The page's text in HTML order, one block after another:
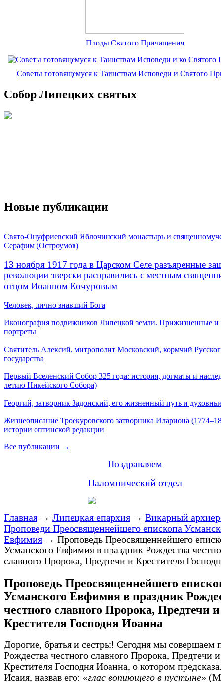
Плоды Святого Причащения
Советы готовящемуся к Таинствам Исповеди и Святого
Собор Липецких святых
Новые публикации
Свято-Онуфриевский Яблочинский монастырь и
Серафим (Остроумов)
13 ноября 1917 года в Царском Селе разъяренные
революции зверски расправились с местным
отцом Иоанном Кочуровым
Человек, лично знавший Бога
Иконография подвижников Липецкой земли. Прижизненные и
портреты
Святитель Алексий, митрополит Московский, кормчий
государства
Первый Вселенский Собор 325 года: история, догматы и
летию Никейского Собора)
Георгий, затворник Задонский, его жизненный путь и
Жизнеописание Троекуровского затворника Илариона
истории оптинской редакции
Все публикации →
Поздравляем
Паломнический отдел
Главная → Липецкая епархия → Викарный
Проповеди Преосвященнейшего епископа
Евфимия → Проповедь Преосвященнейшего
Усманского Евфимия в праздник Рождества
славного Пророка, Предтечи и Крестителя
Проповедь Преосвященнейшего
Усманского Евфимия в праздник
честного славного Пророка, Предтечи и
Крестителя Господня Иоанна
Дорогие, братья и сестры! Сегодня мы совершаем
Рождества честного славного Пророка, Предтечи и
Крестителя Господня Иоанна, о котором
Исаия, назвав его: «глас вопиющего в пустыне»